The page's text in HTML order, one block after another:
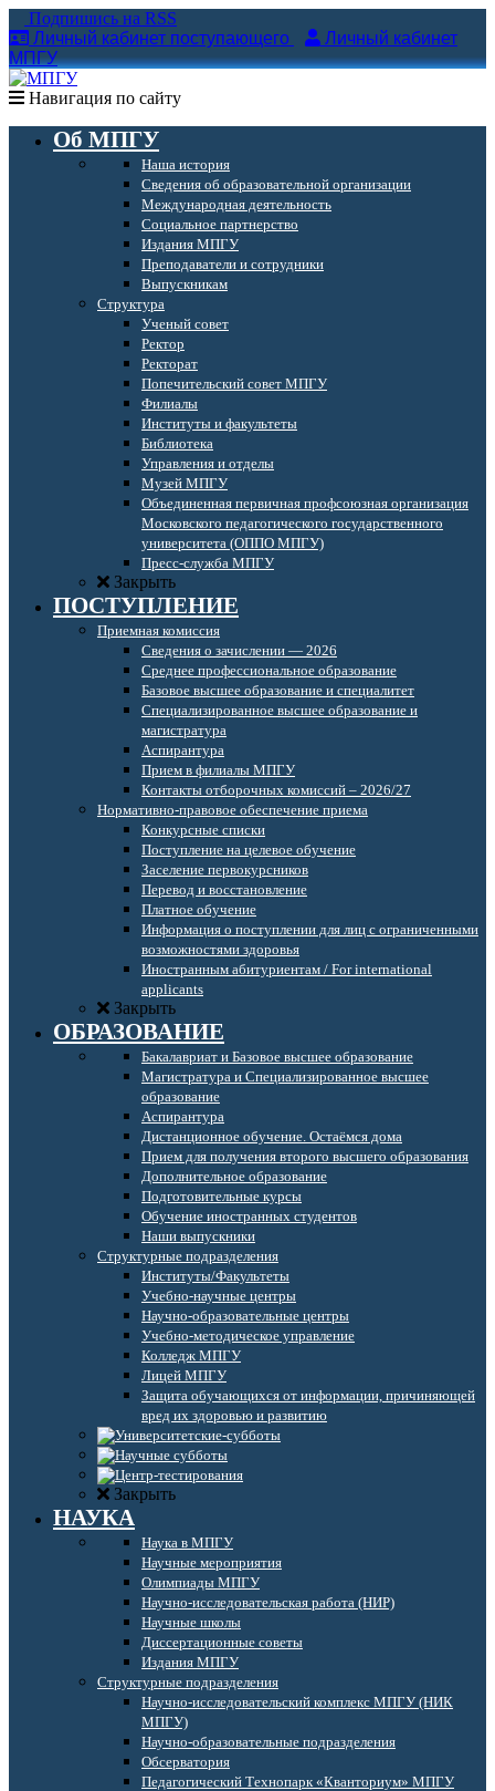
Подпишись на RSS
Личный кабинет поступающего
Личный кабинет
МПГУ
Навигация по сайту
Об МПГУ
Наша история
Сведения об образовательной организации
Международная деятельность
Социальное партнерство
Издания МПГУ
Преподаватели и сотрудники
Выпускникам
Структура
Ученый совет
Ректор
Ректорат
Попечительский совет МПГУ
Филиалы
Институты и факультеты
Библиотека
Управления и отделы
Музей МПГУ
Объединенная первичная профсоюзная организация
Московского педагогического государственного
университета (ОППО МПГУ)
Пресс-служба МПГУ
Закрыть
ПОСТУПЛЕНИЕ
Приемная комиссия
Сведения о зачислении — 2026
Среднее профессиональное образование
Базовое высшее образование и специалитет
Специализированное высшее образование и
магистратура
Аспирантура
Прием в филиалы МПГУ
Контакты отборочных комиссий – 2026/27
Нормативно-правовое обеспечение приема
Конкурсные списки
Поступление на целевое обучение
Заселение первокурсников
Перевод и восстановление
Платное обучение
Информация о поступлении для лиц с ограниченными
возможностями здоровья
Иностранным абитуриентам / For international
applicants
Закрыть
ОБРАЗОВАНИЕ
Бакалавриат и Базовое высшее образование
Магистратура и Специализированное высшее
образование
Аспирантура
Дистанционное обучение. Остаёмся дома
Прием для получения второго высшего образования
Дополнительное образование
Подготовительные курсы
Обучение иностранных студентов
Наши выпускники
Структурные подразделения
Институты/Факультеты
Учебно-научные центры
Научно-образовательные центры
Учебно-методическое управление
Колледж МПГУ
Лицей МПГУ
Защита обучающихся от информации, причиняющей
вред их здоровью и развитию
Закрыть
НАУКА
Наука в МПГУ
Научные мероприятия
Олимпиады МПГУ
Научно-исследовательская работа (НИР)
Научные школы
Диссертационные советы
Издания МПГУ
Структурные подразделения
Научно-исследовательский комплекс МПГУ (НИК
МПГУ)
Научно-образовательные подразделения
Обсерватория
Педагогический Технопарк «Кванториум» МПГУ